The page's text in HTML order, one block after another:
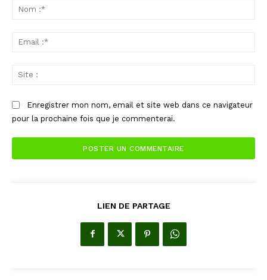
Enregistrer mon nom, email et site web dans ce navigateur
pour la prochaine fois que je commenterai.
LIEN DE PARTAGE